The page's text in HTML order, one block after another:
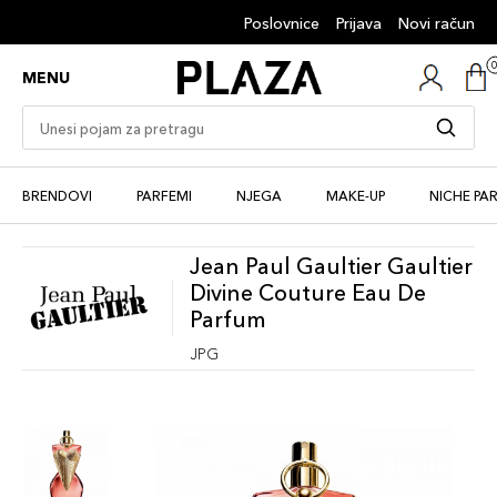
Poslovnice Prijava Novi račun
MENU
BRENDOVI PARFEMI NJEGA MAKE-UP NICHE
Jean Paul Gaultier Gaultier
Divine Couture Eau De
Parfum
JPG